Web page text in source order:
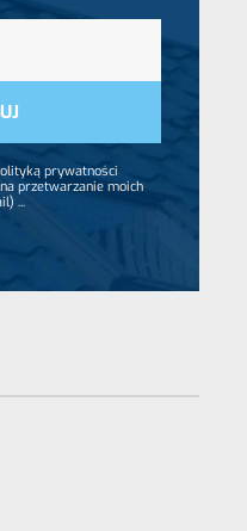
prywatności
przetwarzanie moich
...